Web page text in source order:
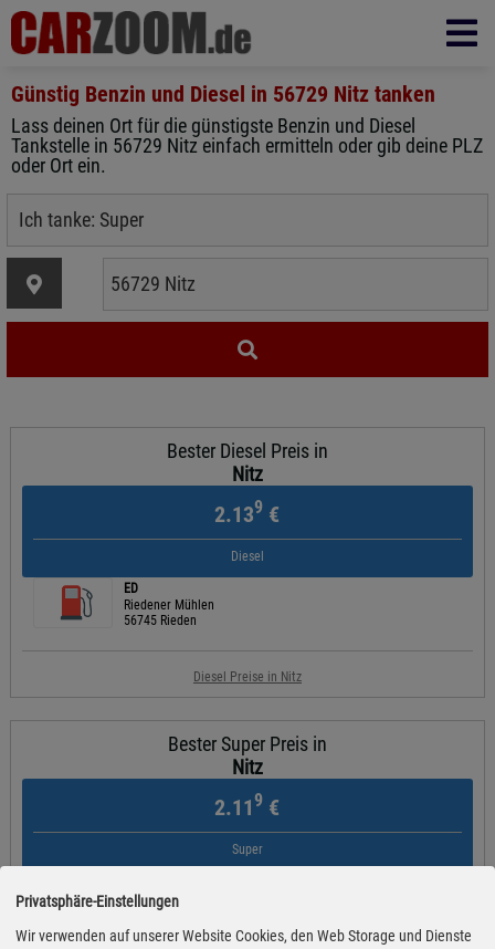
Günstig Benzin und Diesel in 56729 Nitz tanken
Lass deinen Ort für die günstigste Benzin und Diesel
Tankstelle in 56729 Nitz einfach ermitteln oder gib deine PLZ
oder Ort ein.
Bester Diesel Preis in
Nitz
2.139 €
Diesel
ED
Riedener Mühlen
56745 Rieden
Diesel Preise in Nitz
Bester Super Preis in
Nitz
2.119 €
Super
Riedener Mühlen
56745 Rieden
Privatsphäre-Einstellungen
Wir verwenden auf unserer Website Cookies, den Web Storage und Dienste